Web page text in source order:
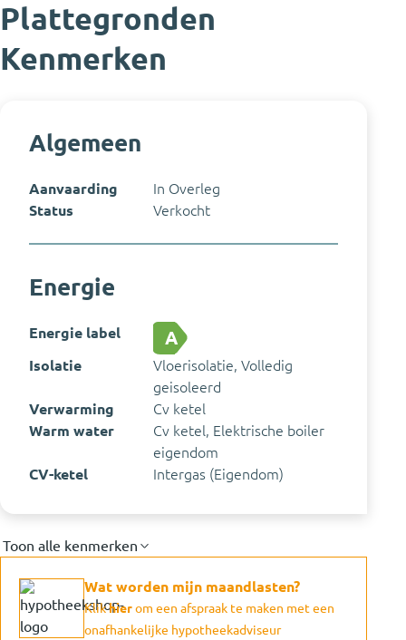
Plattegronden
Kenmerken
Algemeen
Aanvaarding
In Overleg
Status
Verkocht
Energie
Energie label A
Isolatie
Vloerisolatie, Volledig
geisoleerd
Verwarming
Cv ketel
Warm water
Cv ketel, Elektrische boiler
eigendom
CV-ketel
Intergas (Eigendom)
Toon alle kenmerken
Wat worden mijn maandlasten?
Klikhierom een afspraak te maken met een
onafhankelijke hypotheekadviseur